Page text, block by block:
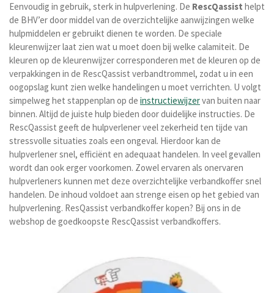
Eenvoudig in gebruik, sterk in hulpverlening. De RescQassist helpt
de BHV’er door middel van de overzichtelijke aanwijzingen welke
hulpmiddelen er gebruikt dienen te worden. De speciale
kleurenwijzer laat zien wat u moet doen bij welke calamiteit. De
kleuren op de kleurenwijzer corresponderen met de kleuren op de
verpakkingen in de RescQassist verbandtrommel, zodat u in een
oogopslag kunt zien welke handelingen u moet verrichten. U volgt
simpelweg het stappenplan op de instructiewijzervan buiten naar
binnen. Altijd de juiste hulp bieden door duidelijke instructies. De
RescQassist geeft de hulpverlener veel zekerheid ten tijde van
stressvolle situaties zoals een ongeval. Hierdoor kan de
hulpverlener snel, efficiënt en adequaat handelen. In veel gevallen
wordt dan ook erger voorkomen. Zowel ervaren als onervaren
hulpverleners kunnen met deze overzichtelijke verbandkoffer snel
handelen. De inhoud voldoet aan strenge eisen op het gebied van
hulpverlening. ResQassist verbandkoffer kopen? Bij ons in de
webshop de goedkoopste RescQassist verbandkoffers.